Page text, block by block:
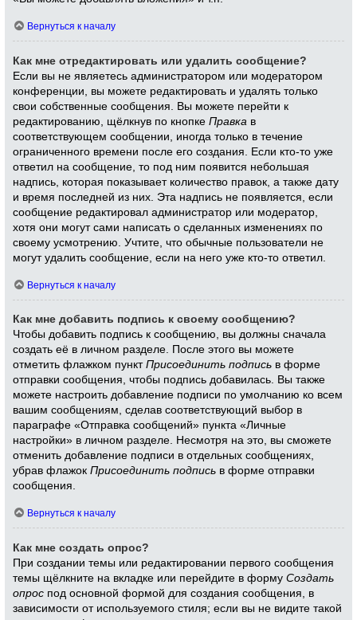
Вернуться к началу
Как мне отредактировать или удалить сообщение?
Если вы не являетесь администратором или модератором
конференции, вы можете редактировать и удалять только
свои собственные сообщения. Вы можете перейти к
редактированию, щёлкнув по кнопкеПравка в
соответствующем сообщении, иногда только в течение
ограниченного времени после его создания. Если кто-то уже
ответил на сообщение, то под ним появится небольшая
надпись, которая показывает количество правок, а также дату
и время последней из них. Эта надпись не появляется, если
сообщение редактировал администратор или модератор,
хотя они могут сами написать о сделанных изменениях по
своему усмотрению. Учтите, что обычные пользователи не
могут удалить сообщение, если на него уже кто-то ответил.
Вернуться к началу
Как мне добавить подпись к своему сообщению?
Чтобы добавить подпись к сообщению, вы должны сначала
создать её в личном разделе. После этого вы можете
отметить флажком пунктПрисоединить подпись в форме
отправки сообщения, чтобы подпись добавилась. Вы также
можете настроить добавление подписи по умолчанию ко всем
вашим сообщениям, сделав соответствующий выбор в
параграфе «Отправка сообщений» пункта «Личные
настройки» в личном разделе. Несмотря на это, вы сможете
отменить добавление подписи в отдельных сообщениях,
убрав флажокПрисоединить подпись в форме отправки
сообщения.
Вернуться к началу
Как мне создать опрос?
При создании темы или редактировании первого сообщения
темы щёлкните на вкладке или перейдите в формуСоздать
опрос под основной формой для создания сообщения, в
зависимости от используемого стиля; если вы не видите такой